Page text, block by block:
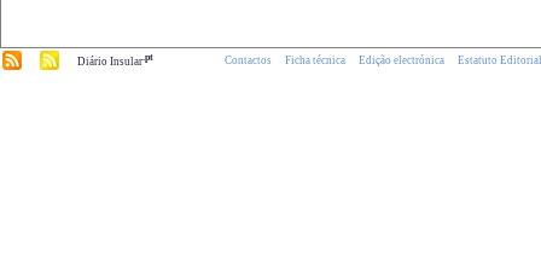
Diário Insular.pt Contactos Ficha técnica Edição electrónica Estatuto Editorial